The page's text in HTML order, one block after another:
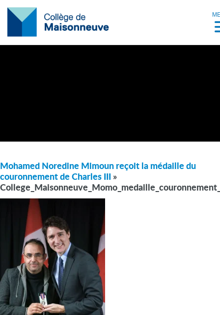
Mohamed Noredine Mimoun reçoit la médaille du
couronnement de Charles III
»